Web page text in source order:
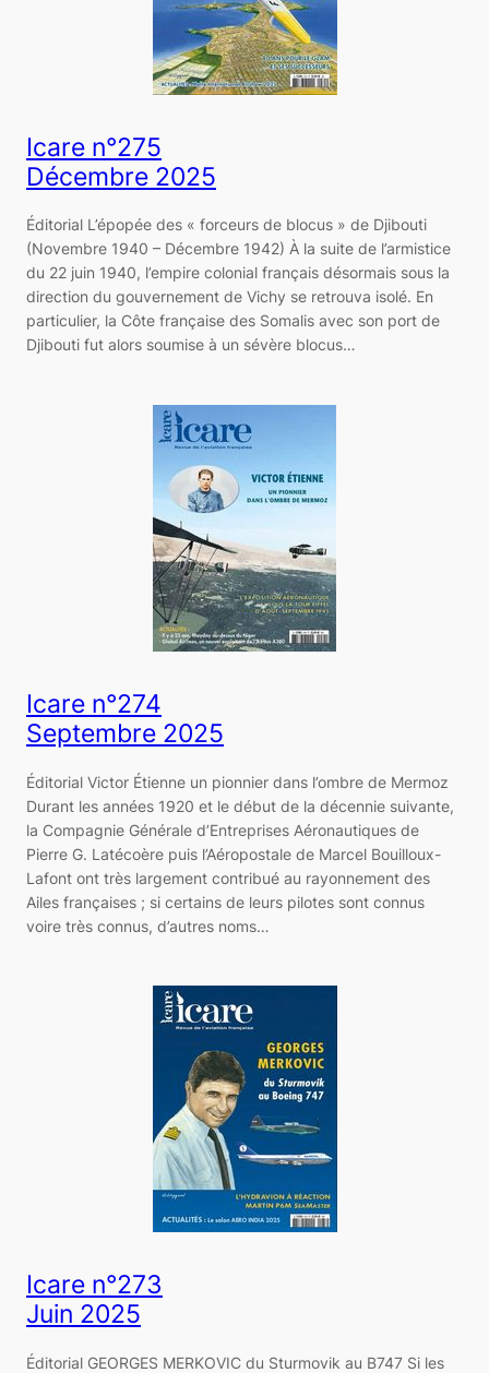
Icare n°275
Décembre 2025
Éditorial L’épopée des « forceurs de blocus » de Djibouti
(Novembre 1940 – Décembre 1942) À la suite de l’armistice
du 22 juin 1940, l’empire colonial français désormais sous la
direction du gouvernement de Vichy se retrouva isolé. En
particulier, la Côte française des Somalis avec son port de
Djibouti fut alors soumise à un sévère blocus…
Icare n°274
Septembre 2025
Éditorial Victor Étienne un pionnier dans l’ombre de Mermoz
Durant les années 1920 et le début de la décennie suivante,
la Compagnie Générale d’Entreprises Aéronautiques de
Pierre G. Latécoère puis l’Aéropostale de Marcel Bouilloux-
Lafont ont très largement contribué au rayonnement des
Ailes françaises ; si certains de leurs pilotes sont connus
voire très connus, d’autres noms…
Icare n°273
Juin 2025
Éditorial GEORGES MERKOVIC du Sturmovik au B747 Si les